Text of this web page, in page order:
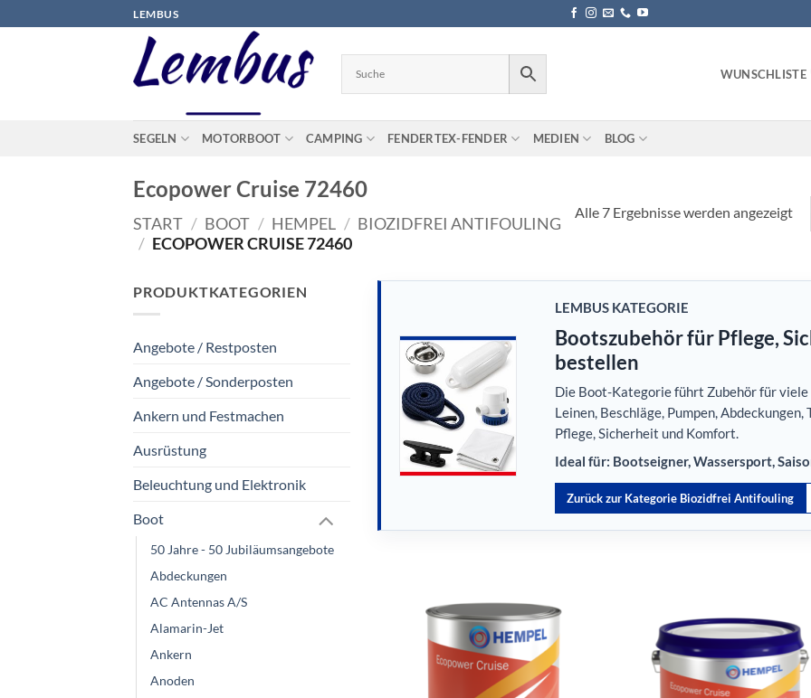
Inhalt
LEMBUS
WUNSCHLISTE
SEGELN MOTORBOOT CAMPING FENDERTEX-FENDER MEDIEN BLOG
Ecopower Cruise 72460
START / BOOT / HEMPEL / BIOZIDFREI ANTIFOULING
/ ECOPOWER CRUISE 72460
Alle 7 Ergebnisse werden angezeigt
PRODUKTKATEGORIEN
Angebote / Restposten
Angebote / Sonderposten
Ankern und Festmachen
Ausrüstung
Beleuchtung und Elektronik
Boot
50 Jahre - 50 Jubiläumsangebote
Abdeckungen
AC Antennas A/S
Alamarin-Jet
Ankern
Anoden
LEMBUS KATEGORIE
Bootszubehör für Pflege,
bestellen
Die Boot-Kategorie führt Zubehör für viele
Leinen, Beschläge, Pumpen,
Pflege, Sicherheit und Komfort.
Ideal für: Bootseigner, Wassersport,
Zurück zur Kategorie Biozidfrei Antifouling